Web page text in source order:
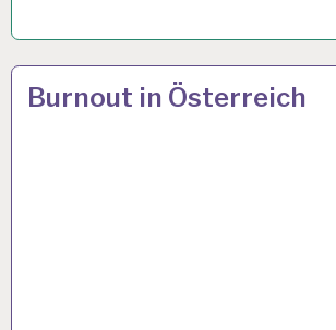
12-
STUNDEN-
Burnout in Österreich
14 APR. 2024